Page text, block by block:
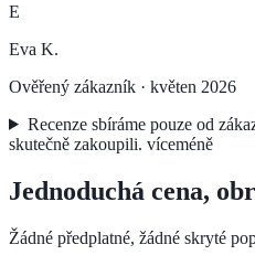
E
Eva K.
Ověřený zákazník · květen 2026
Recenze sbíráme pouze od
skutečně zakoupili. víceméně
Jednoduchá cena,
Žádné předplatné, žádné skryté